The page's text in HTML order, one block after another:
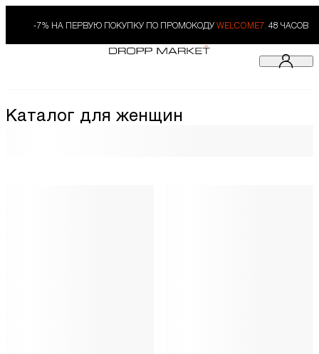
-7% НА ПЕРВУЮ ПОКУПКУ ПО ПРОМОКОДУ WELCOME7. 48 ЧАСОВ
Каталог для женщин